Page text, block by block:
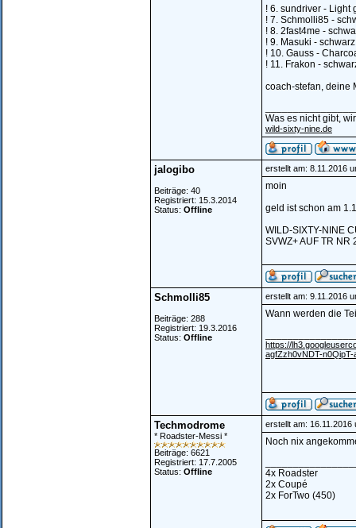
! 6. sundriver - Light
! 7. Schmolli85 -
! 8. 2fast4me -
! 9. Masuki -
! 10. Gauss -
! 11. Frakon -
coach-stefan, deine
Was es nicht gibt,
wild-sixty-nine.de
jalogibo
Beiträge: 40
Registriert: 15.3.2014
Status: Offline
erstellt am: 8.11.2016
moin
geld ist schon am
WILD-SIXTY-NINE
SVWZ+ AUF TR
Schmolli85
Beiträge: 288
Registriert: 19.3.2016
Status: Offline
erstellt am: 9.11.2016
Wann werden die
https://
agfZzh0vNDT-
Techmodrome
* Roadster-Messi *
Beiträge: 6621
Registriert: 17.7.2005
Status: Offline
erstellt am: 16.11.2016
Noch nix
4x Roadster
2x Coupé
2x ForTwo (450)